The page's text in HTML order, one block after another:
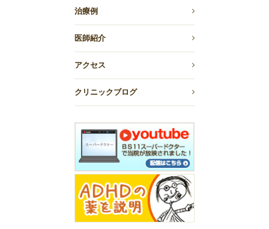
治療例
医師紹介
アクセス
クリニックブログ